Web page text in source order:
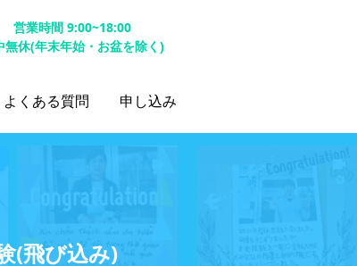
営業時間 9:00~18:00
無休(年末年始・お盆を除く)
よくある質問 申し込み
(飛び込み)